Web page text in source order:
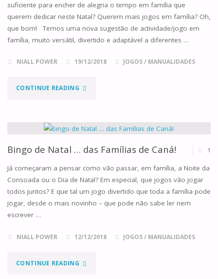
suficiente para encher de alegria o tempo em família que
querem dedicar neste Natal? Querem mais jogos em família? Oh,
que bom! Temos uma nova sugestão de actividade/jogo em
família, muito versátil, divertido e adaptável a diferentes …
NIALL POWER 19/12/2018 JOGOS/ MANUALIDADES
CONTINUE READING"JOGO
O
NATAL
EM
Bingo de Natal … das Famílias de Caná! 1
Já começaram a pensar como vão passar, em família, a Noite da
Consoada ou o Dia de Natal? Em especial, que jogos vão jogar
todos juntos? E que tal um jogo divertido que toda a família pode
jogar, desde o mais novinho – que pode não sabe ler nem
escrever …
NIALL POWER 12/12/2018 JOGOS/ MANUALIDADES
CONTINUE READING"BINGO